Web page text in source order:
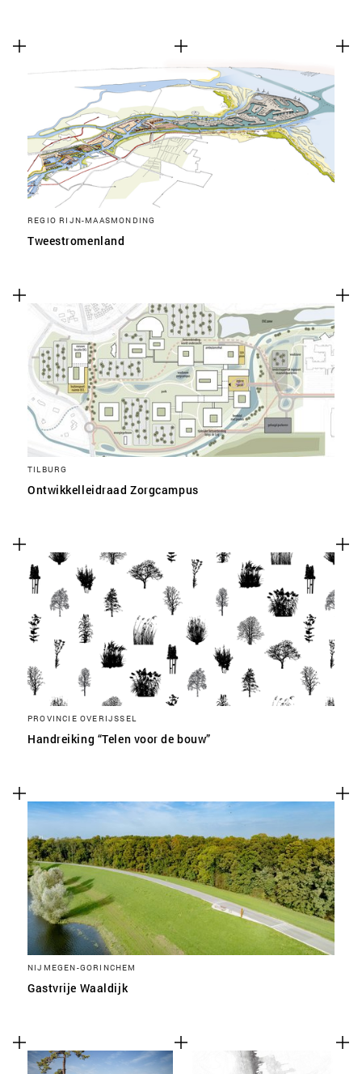
REGIO RIJN-MAASMONDING
Tweestromenland
TILBURG
Ontwikkelleidraad Zorgcampus
PROVINCIE OVERIJSSEL
Handreiking “Telen voor de bouw”
NIJMEGEN-GORINCHEM
Gastvrije Waaldijk